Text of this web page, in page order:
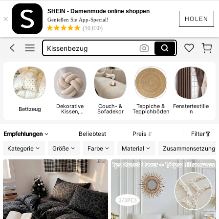
HOLEN
×
SHEIN - Damenmode online shoppen
Genießen Sie App-Special!
(10,830)
Teppich
Kissen
Kissenbezug
Gardinen Wohnzimmer
Bettzeug Dekorative
Kissen,
Couch- &
Sofadekor
Teppiche &
Teppichböden
Fenstertextilie
n
Empfehlungen Beliebtest Preis
Filter
Kategorie
Größe Farbe Material Zusammensetzung